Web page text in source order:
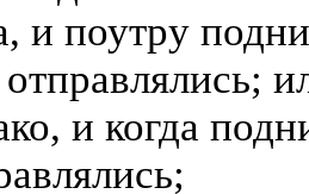
и поутру
и когда